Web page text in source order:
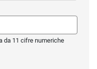
da 11 cifre numeriche